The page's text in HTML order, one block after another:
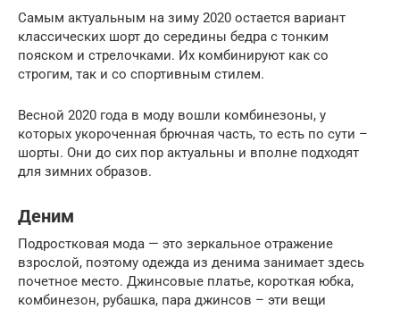
Самым актуальным на зиму 2020 остается вариант
классических шорт до середины бедра с тонким
пояском и стрелочками. Их комбинируют как со
строгим, так и со спортивным стилем.
Весной 2020 года в моду вошли комбинезоны, у
которых укороченная брючная часть, то есть по сути –
шорты. Они до сих пор актуальны и вполне подходят
для зимних образов.
Деним
Подростковая мода — это зеркальное отражение
взрослой, поэтому одежда из денима занимает здесь
почетное место. Джинсовые платье, короткая юбка,
комбинезон, рубашка, пара джинсов – эти вещи